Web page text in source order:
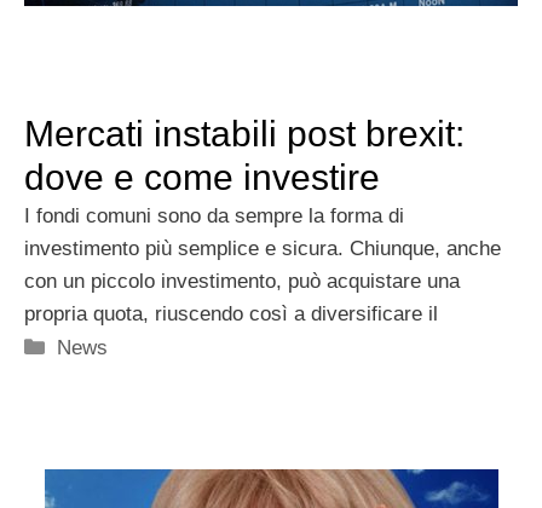
Mercati instabili post brexit:
dove e come investire
I fondi comuni sono da sempre la forma di
investimento più semplice e sicura. Chiunque, anche
con un piccolo investimento, può acquistare una
propria quota, riuscendo così a diversificare il
Categorie
News